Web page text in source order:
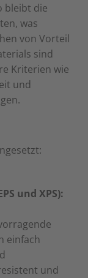
bleibt die
was
von Vorteil
sind
Kriterien wie
und
und XPS):
einfach
und